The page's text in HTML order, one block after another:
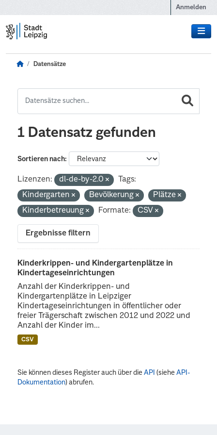
Anmelden
Datensätze
1 Datensatz gefunden
Sortieren nach
Lizenzen: dl-de-by-2.0
Tags:
Kindergarten
Bevölkerung
Plätze
Kinderbetreuung
Formate: CSV
Ergebnisse filtern
Kinderkrippen- und Kindergartenplätze in
Kindertageseinrichtungen
Anzahl der Kinderkrippen- und
Kindergartenplätze in Leipziger
Kindertageseinrichtungen in öffentlicher oder
freier Trägerschaft zwischen 2012 und 2022 und
Anzahl der Kinder im...
CSV
Sie können dieses Register auch über dieAPI (sieheAPI-
Dokumentation) abrufen.